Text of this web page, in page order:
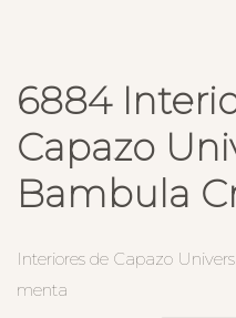
6884
Capazo
Bambula
Interiores de Capazo
menta